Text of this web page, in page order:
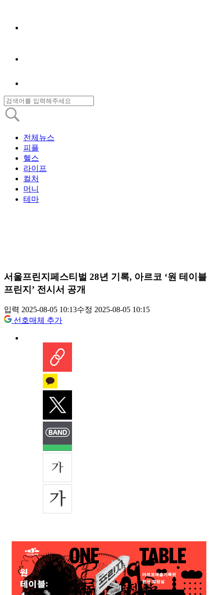
전체뉴스
피플
헬스
라이프
컬처
머니
테마
서울프린지페스티벌 28년 기록, 아르코 ‘원 테이블
프린지’ 전시서 공개
입력 2025-08-05 10:13수정 2025-08-05 10:15
선호매체 추가